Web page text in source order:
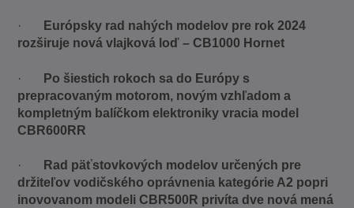
·
Európsky rad nahých modelov pre rok 2024
rozširuje nová vlajková loď – CB1000 Hornet
·
Po šiestich rokoch sa do Európy s
prepracovaným motorom, novým vzhľadom a
kompletným balíčkom elektroniky vracia model
CBR600RR
·
Rad päťstovkových modelov určených pre
držiteľov vodičského oprávnenia kategórie A2 popri
inovovanom modeli CBR500R privíta dve nová mená